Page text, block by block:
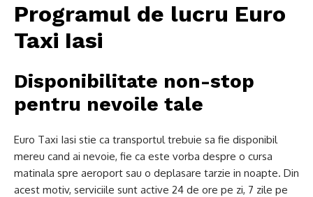
Programul de lucru Euro
Taxi Iasi
Disponibilitate non-stop
pentru nevoile tale
Euro Taxi Iasi stie ca transportul trebuie sa fie disponibil
mereu cand ai nevoie, fie ca este vorba despre o cursa
matinala spre aeroport sau o deplasare tarzie in noapte. Din
acest motiv, serviciile sunt active 24 de ore pe zi, 7 zile pe